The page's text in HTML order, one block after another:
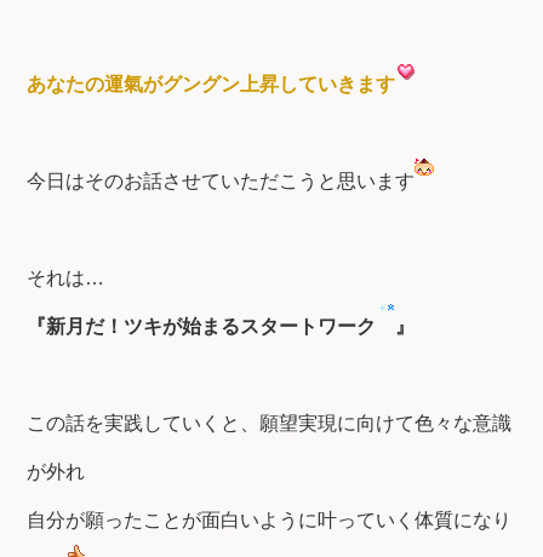
あなたの運氣がグングン上昇していきます
今日はそのお話させていただこうと思います
それは…
『新月だ！ツキが始まるスタートワーク 』
この話を実践していくと、願望実現に向けて色々な意識
が外れ
自分が願ったことが面白いように叶っていく体質になり